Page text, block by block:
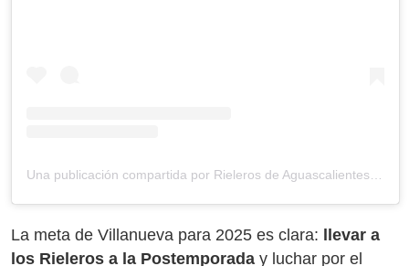
La meta de Villanueva para 2025 es clara:
llevar a
los Rieleros a la Postemporada y luchar por el